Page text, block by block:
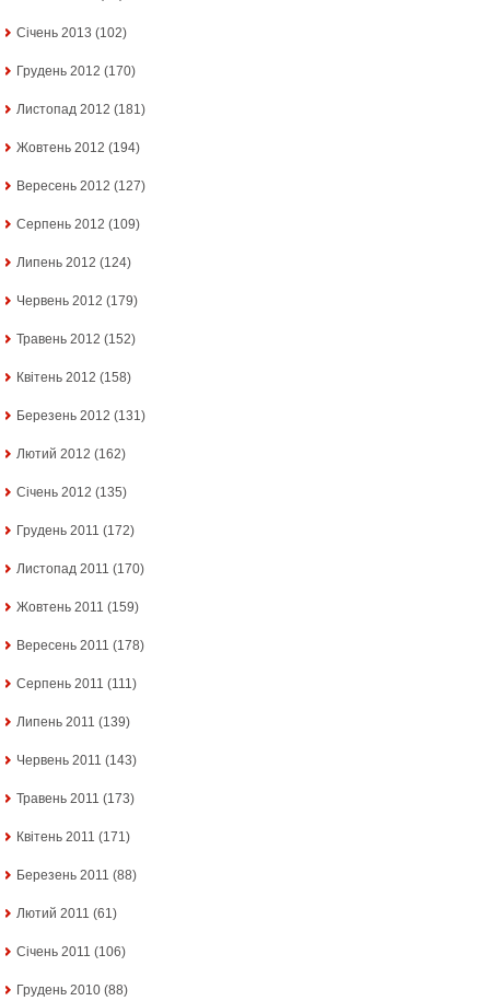
Січень 2013 (102)
Грудень 2012 (170)
Листопад 2012 (181)
Жовтень 2012 (194)
Вересень 2012 (127)
Серпень 2012 (109)
Липень 2012 (124)
Червень 2012 (179)
Травень 2012 (152)
Квітень 2012 (158)
Березень 2012 (131)
Лютий 2012 (162)
Січень 2012 (135)
Грудень 2011 (172)
Листопад 2011 (170)
Жовтень 2011 (159)
Вересень 2011 (178)
Серпень 2011 (111)
Липень 2011 (139)
Червень 2011 (143)
Травень 2011 (173)
Квітень 2011 (171)
Березень 2011 (88)
Лютий 2011 (61)
Січень 2011 (106)
Грудень 2010 (88)